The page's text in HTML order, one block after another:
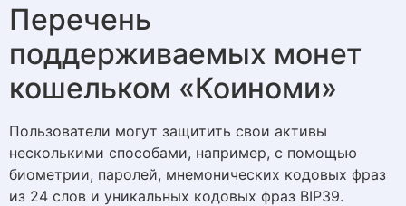
Перечень
поддерживаемых монет
кошельком «Коиноми»
Пользователи могут защитить свои активы
несколькими способами, например, с помощью
биометрии, паролей, мнемонических кодовых фраз
из 24 слов и уникальных кодовых фраз BIP39.